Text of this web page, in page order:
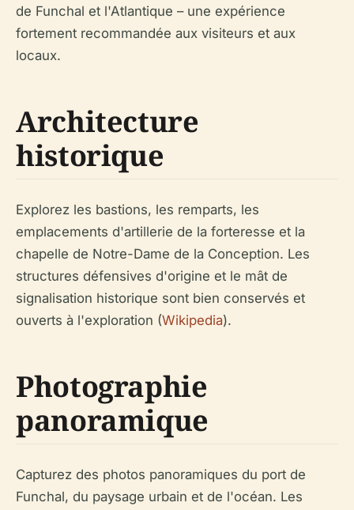
de Funchal et l'Atlantique – une expérience
fortement recommandée aux visiteurs et aux
locaux.
Architecture
historique
Explorez les bastions, les remparts, les
emplacements d'artillerie de la forteresse et la
chapelle de Notre-Dame de la Conception. Les
structures défensives d'origine et le mât de
signalisation historique sont bien conservés et
ouverts à l'exploration (Wikipedia).
Photographie
panoramique
Capturez des photos panoramiques du port de
Funchal, du paysage urbain et de l'océan. Les